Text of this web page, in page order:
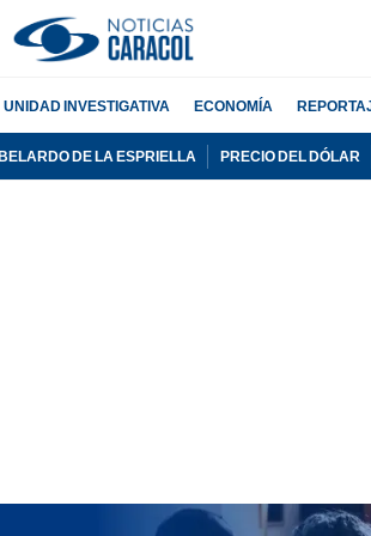
UNIDAD INVESTIGATIVA ECONOMÍA
DE LA ESPRIELLA PRECIO DEL DÓLAR